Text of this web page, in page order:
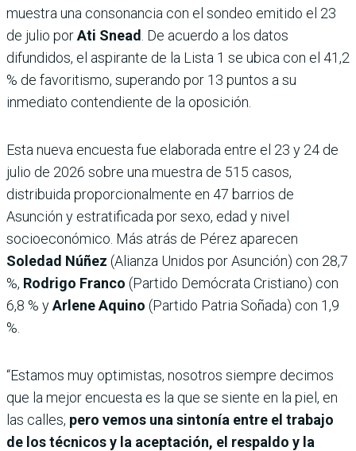
muestra una consonancia con el sondeo emitido el 23
de julio porAti Snead . De acuerdo a los datos
difundidos, el aspirante de la Lista 1 se ubica con el 41,2
% de favoritismo, superando por 13 puntos a su
inmediato contendiente de la oposición.
Esta nueva encuesta fue elaborada entre el 23 y 24 de
julio de 2026 sobre una muestra de 515 casos,
distribuida proporcionalmente en 47 barrios de
Asunción y estratificada por sexo, edad y nivel
socioeconómico. Más atrás de Pérez aparecen
Soledad Núñez (Alianza Unidos por Asunción) con 28,7
%, Rodrigo Franco (Partido Demócrata Cristiano) con
6,8 % yArlene Aquino (Partido Patria Soñada) con 1,9
%.
“Estamos muy optimistas, nosotros siempre decimos
que la mejor encuesta es la que se siente en la piel, en
las calles, pero vemos una sintonía entre el trabajo
de los técnicos y la aceptación, el respaldo y la